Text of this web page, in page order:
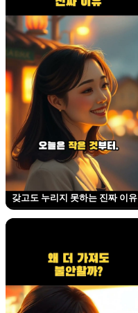
갖고도 누리지 못하는 진짜 이유